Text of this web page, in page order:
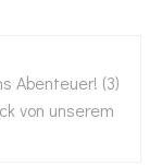
Abenteuer! (3)
von unserem